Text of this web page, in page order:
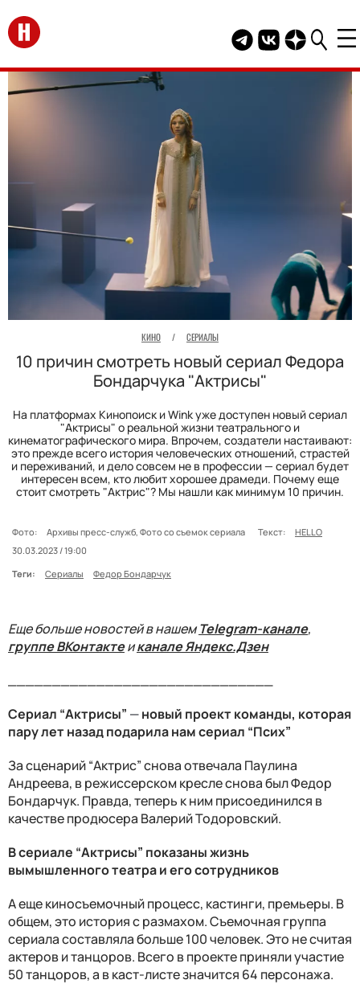
Перейти на главную
Telegram канал
Группа HELLO
Канал
КИНО / СЕРИАЛЫ
10 причин смотреть новый сериал Федора
Бондарчука "Актрисы"
На платформах Кинопоиск и Wink уже доступен новый сериал
"Актрисы" о реальной жизни театрального и
кинематографического мира. Впрочем, создатели настаивают:
это прежде всего история человеческих отношений, страстей
и переживаний, и дело совсем не в профессии — сериал будет
интересен всем, кто любит хорошее драмеди. Почему еще
стоит смотреть "Актрис"? Мы нашли как минимум 10 причин.
Фото: Архивы пресс-служб, Фото со съемок сериала Текст:
HELLO
30.03.2023 / 19:00
Теги:
Сериалы Федор Бондарчук
Еще больше новостей в нашемTelegram-канале,
группе ВКонтактеиканале Яндекс.Дзен
Сериал “Актрисы” —новый проект команды, которая
пару лет назад подарила нам сериал “Псих”
За сценарий “Актрис” снова отвечала Паулина
Андреева, в режиссерском кресле снова был Федор
Бондарчук. Правда, теперь к ним присоединился в
качестве продюсера Валерий Тодоровский.
В сериале “Актрисы” показаны жизнь
вымышленного театра и его сотрудников
А еще киносъемочный процесс, кастинги, премьеры. В
общем, это история с размахом. Съемочная группа
сериала составляла больше 100 человек. Это не считая
актеров и танцоров. Всего в проекте приняли участие
50 танцоров, а в каст-листе значится 64 персонажа.